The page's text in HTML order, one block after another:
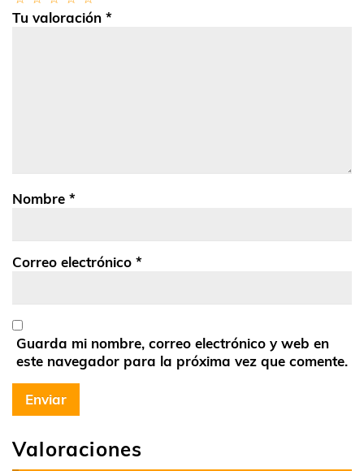
Valoraciones
Tu valoración *
Nombre *
Correo electrónico *
Guarda mi nombre, correo electrónico y web en
este navegador para la próxima vez que comente.